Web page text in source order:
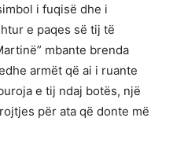
i fuqisë dhe i
e paqes së tij të
mbante brenda
armët që ai i ruante
e tij ndaj botës, një
për ata që donte më